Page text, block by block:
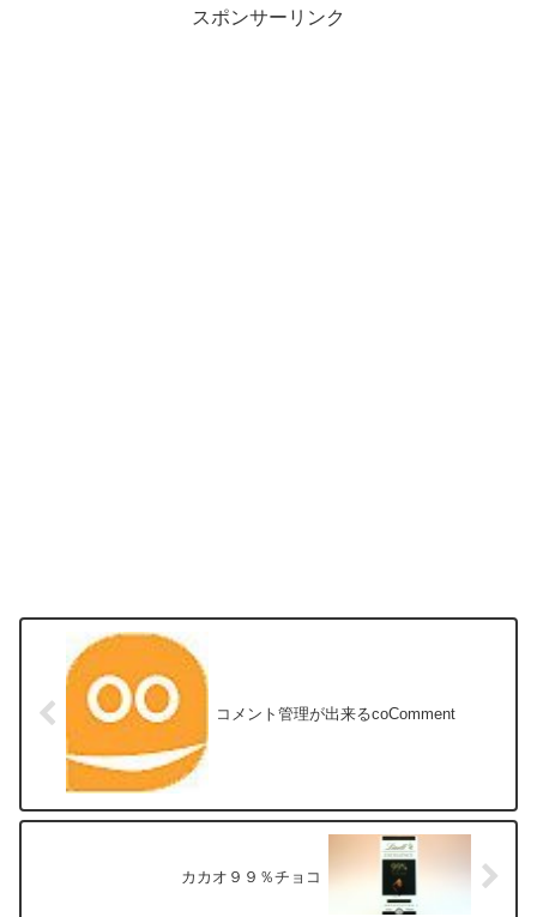
スポンサーリンク
コメント管理が出来るcoComment
カカオ９９％チョコ